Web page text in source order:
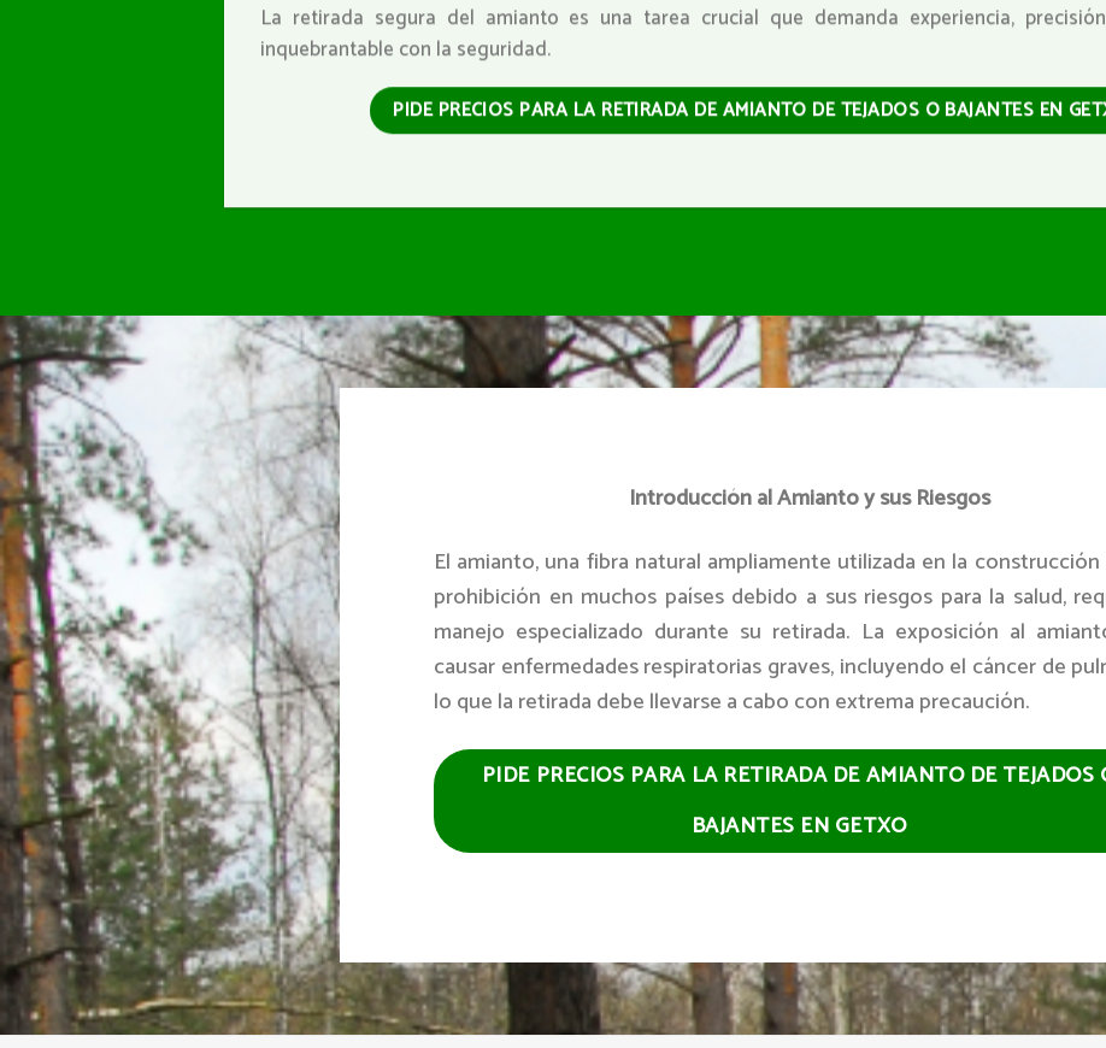
La retirada segura del amianto es una tarea crucial que demanda experiencia,
inquebrantable con la seguridad.
PIDE PRECIOS PARA LA RETIRADA DE AMIANTO DE TEJADOS O BAJANTES EN
Introducción al Amianto y sus Riesgos
El amianto, una fibra natural ampliamente utilizada en la construcción
prohibición en muchos países debido a sus riesgos para la salud,
manejo especializado durante su retirada. La exposición al
causar enfermedades respiratorias graves, incluyendo el cáncer de
lo que la retirada debe llevarse a cabo con extrema precaución.
PIDE PRECIOS PARA LA RETIRADA DE AMIANTO DE TEJADOS
BAJANTES EN GETXO